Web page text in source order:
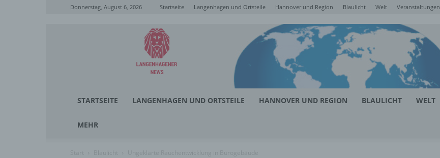
Donnerstag, August 6, 2026 Startseite Langenhagen und Ortsteile Hannover und Region Blaulicht Welt Veranstaltungen
Langenhagener
News
STARTSEITE LANGENHAGEN UND ORTSTEILE HANNOVER UND REGION BLAULICHT WELT
MEHR